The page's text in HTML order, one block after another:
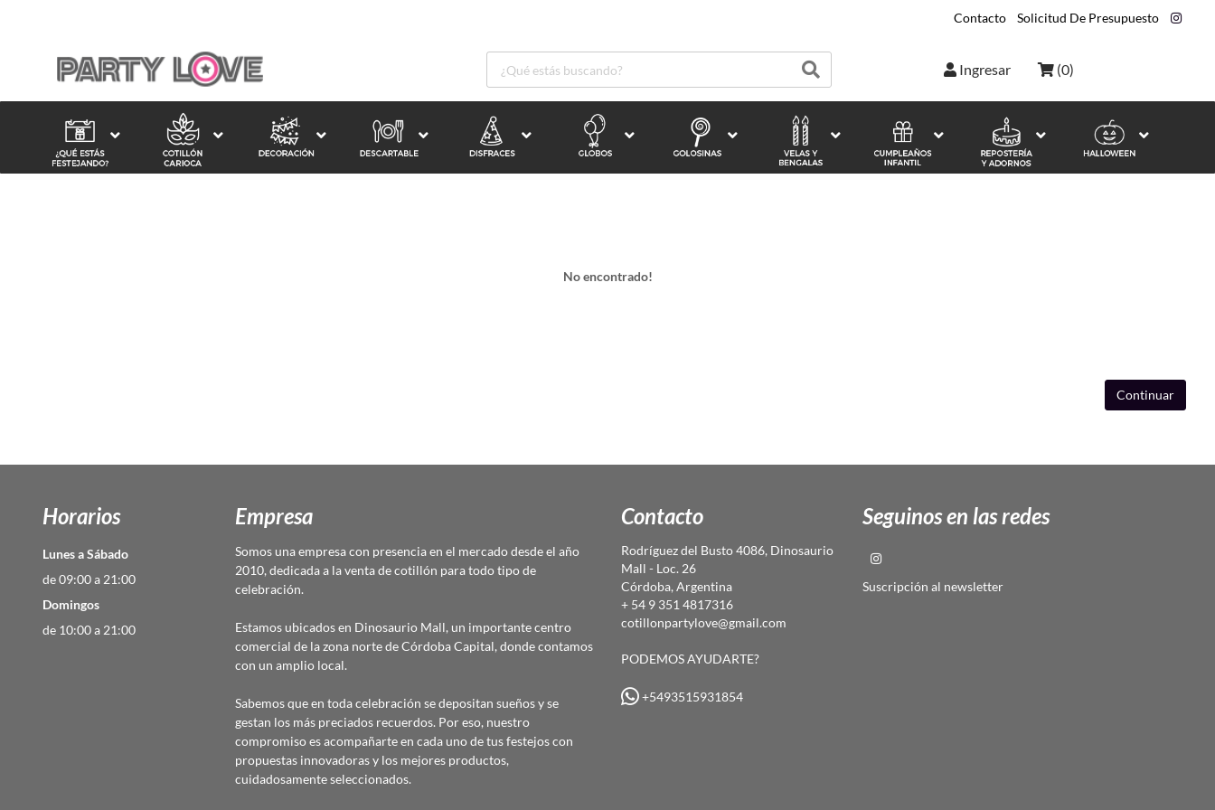
Contacto Solicitud De Presupuesto
Ingresar (0)
No encontrado!
Continuar
Horarios
Lunes a Sábado
de 09:00 a 21:00
Domingos
de 10:00 a 21:00
Empresa
Somos una empresa con presencia en el mercado desde el año
2010, dedicada a la venta de cotillón para todo tipo de
celebración.
Estamos ubicados en Dinosaurio Mall, un importante centro
comercial de la zona norte de Córdoba Capital, donde contamos
con un amplio local.
Sabemos que en toda celebración se depositan sueños y se
gestan los más preciados recuerdos. Por eso, nuestro
compromiso es acompañarte en cada uno de tus festejos con
propuestas innovadoras y los mejores productos,
cuidadosamente seleccionados.
Contacto
Rodríguez del Busto 4086, Dinosaurio
Mall - Loc. 26
Córdoba, Argentina
+ 54 9 351 4817316
cotillonpartylove@gmail.com
PODEMOS AYUDARTE?
+5493515931854
Seguinos en las redes
Suscripción al newsletter